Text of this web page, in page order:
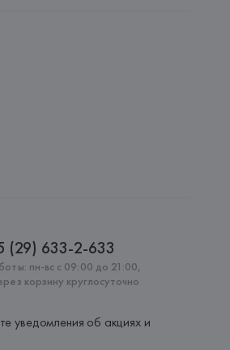
(29) 633-2-633
пн-вс с 09:00 до 21:00,
корзину круглосуточно
уведомления об акциях и